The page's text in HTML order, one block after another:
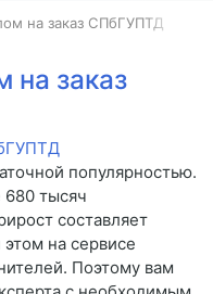
на заказ СПбГУПТД
на заказ
популярностью.
680 тысяч
составляет
на сервисе
Поэтому вам